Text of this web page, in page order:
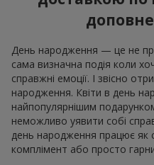
День народження — це не
сама визначна подія коли
справжні емоції. І звісно
народження. Квіти в день
найпопулярнішим
неможливо уявити собі
день народження працює як
комплімент або просто